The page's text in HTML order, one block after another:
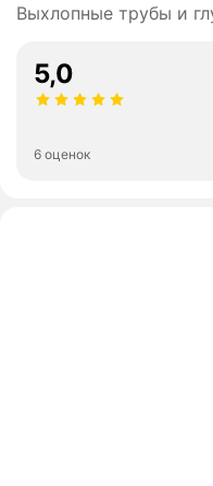
Выхлопные трубы и
5,0
6 оценок